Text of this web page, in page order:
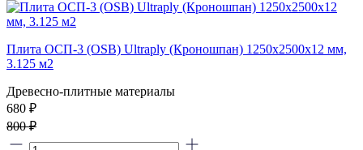
Плита ОСП-3 (OSB) Ultraply (Кроношпан) 1250x2500x12 мм,
3.125 м2
Древесно-плитные материалы
680 ₽
800 ₽